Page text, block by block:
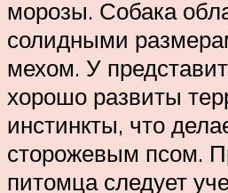
морозы. Собака
солидными
мехом. У
хорошо развиты
инстинкты, что
сторожевым псом.
питомца следует